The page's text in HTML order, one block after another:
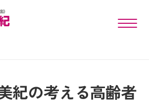
toggle
紀の考える高齢者